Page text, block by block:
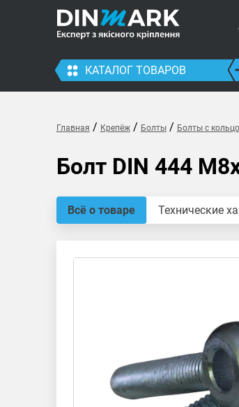
КАТАЛОГ ТОВАРОВ
Главная / Крепёж/ Болты/ Болты с
Болт DIN 444
Всё о товаре Технические